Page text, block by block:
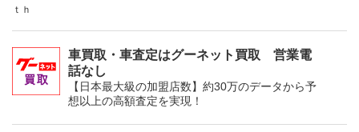
ｔｈ
車買取・車査定はグーネット買取 営業電
話なし
【日本最大級の加盟店数】約30万のデータから予
想以上の高額査定を実現！